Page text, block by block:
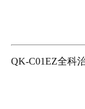
QK-C01EZ全科